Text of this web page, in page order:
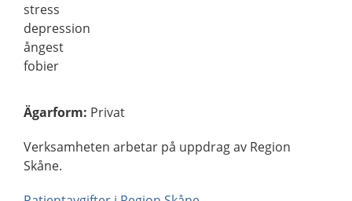
stress
depression
ångest
fobier
Ägarform: Privat
Verksamheten arbetar på uppdrag av Region
Skåne.